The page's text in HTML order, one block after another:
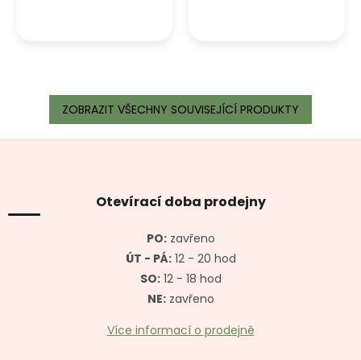
ZOBRAZIT VŠECHNY SOUVISEJÍCÍ PRODUKTY
Z
Otevírací doba prodejny
PO:zavřeno
ÚT - PÁ:12 - 20 hod
SO:12 - 18 hod
NE:zavřeno
Více informací o prodejně